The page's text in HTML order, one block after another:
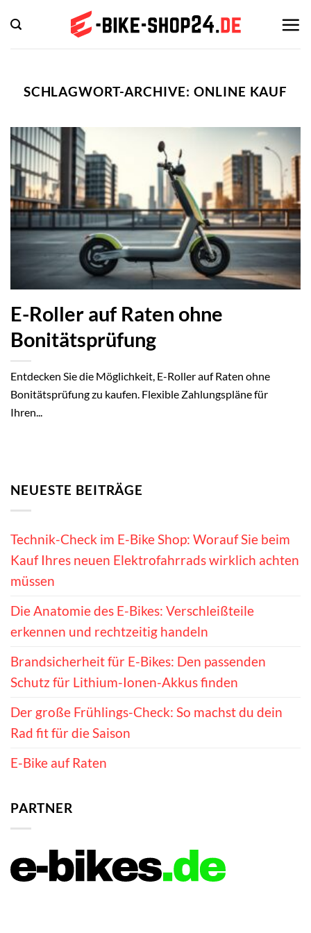
Inhalt
springen
SCHLAGWORT-ARCHIVE: ONLINE KAUF
E-Roller auf Raten ohne
Bonitätsprüfung
Entdecken Sie die Möglichkeit, E-Roller auf Raten ohne
Bonitätsprüfung zu kaufen. Flexible Zahlungspläne für
Ihren...
NEUESTE BEITRÄGE
Technik-Check im E-Bike Shop: Worauf Sie beim
Kauf Ihres neuen Elektrofahrrads wirklich achten
müssen
Die Anatomie des E-Bikes: Verschleißteile
erkennen und rechtzeitig handeln
Brandsicherheit für E-Bikes: Den passenden
Schutz für Lithium-Ionen-Akkus finden
Der große Frühlings-Check: So machst du dein
Rad fit für die Saison
E-Bike auf Raten
PARTNER